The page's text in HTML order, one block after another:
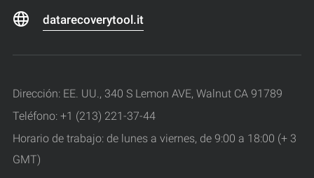
datarecoverytool.it
Dirección: EE. UU., 340 S Lemon AVE, Walnut CA 91789
Teléfono: +1 (213) 221-37-44
Horario de trabajo: de lunes a viernes, de 9:00 a 18:00 (+ 3
GMT)